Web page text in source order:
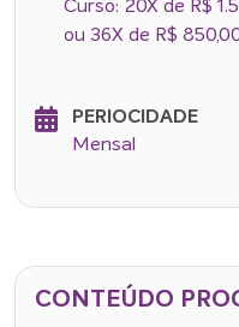
Curso: 20X de R$
ou 36X de R$
PERIOCIDADE
Mensal
CONTEÚDO